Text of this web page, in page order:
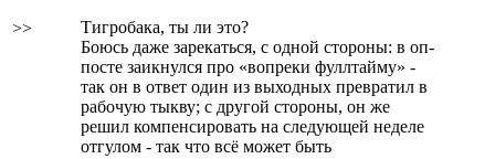
>>
Тигробака, ты ли это?
Боюсь даже зарекаться, с одной стороны: в оп-
посте заикнулся про «вопреки фуллтайму» -
так он в ответ один из выходных превратил в
рабочую тыкву; с другой стороны, он же
решил компенсировать на следующей неделе
отгулом - так что всё может быть